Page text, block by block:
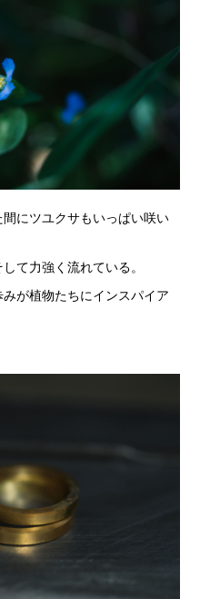
にツユクサもいっぱい咲い
て力強く流れている。
が植物たちにインスパイア